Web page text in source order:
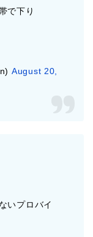
で下り
August 20,
いプロバイ